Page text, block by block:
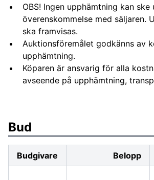
OBS! Ingen upphämtning kan ske
överenskommelse med säljaren.
ska framvisas.
Auktionsföremålet godkänns av
upphämtning.
Köparen är ansvarig för alla
avseende på upphämtning,
Bud
Budgivare Belopp